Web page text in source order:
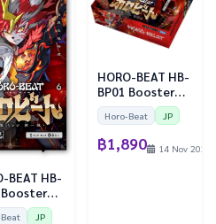
BEAT HB-
Booster
(ซองแยก)
JP
HORO-BEAT HB-
BP01 Booster
Box (30 ซอง)
Horo-Beat JP
฿1,890 14 Nov 2026